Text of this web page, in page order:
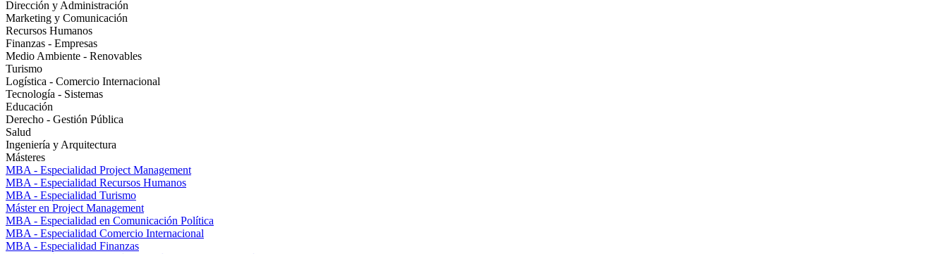
Dirección y Administración
Marketing y Comunicación
Recursos Humanos
Finanzas - Empresas
Medio Ambiente - Renovables
Turismo
Logística - Comercio Internacional
Tecnología - Sistemas
Educación
Derecho - Gestión Pública
Salud
Ingeniería y Arquitectura
Másteres
MBA - Especialidad Project Management
MBA - Especialidad Recursos Humanos
MBA - Especialidad Turismo
Máster en Project Management
MBA - Especialidad en Comunicación Política
MBA - Especialidad Comercio Internacional
MBA - Especialidad Finanzas